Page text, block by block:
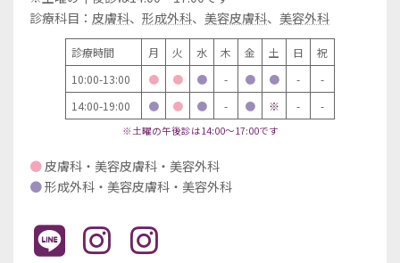
診療科目： 皮膚科、 形成外科、 美容皮膚科、 美容外科
診療時間 月 火 水 木 金 土 日
祝
10:00-13:00
● ● ● - ● ● -
-
14:00-19:00
● ● ● - ● ※ - -
※土曜の午後診は14:00～17:00です
●皮膚科・美容皮膚科・美容外科
●形成外科・美容皮膚科・美容外科